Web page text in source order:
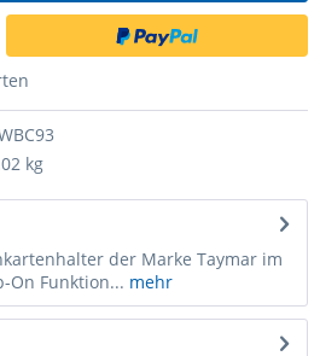
kg
der Marke Taymar im
On Funktion... mehr